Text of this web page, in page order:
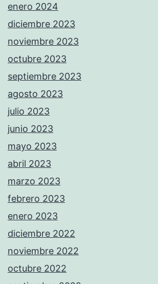
enero 2024
diciembre 2023
noviembre 2023
octubre 2023
septiembre 2023
agosto 2023
julio 2023
junio 2023
mayo 2023
abril 2023
marzo 2023
febrero 2023
enero 2023
diciembre 2022
noviembre 2022
octubre 2022